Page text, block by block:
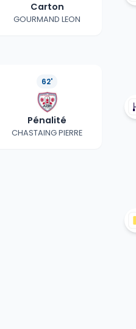
Carton
GOURMAND LEON
62'
Pénalité
CHASTAING PIERRE